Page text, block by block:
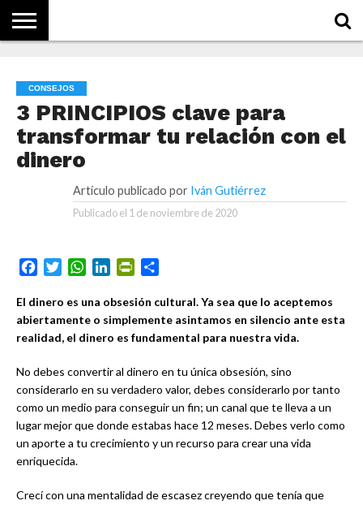
QUÉ
SE
ESTO?
CONSEJOS
3 PRINCIPIOS clave para
transformar tu relación con el
dinero
Artículo publicado por Iván Gutiérrez
Publicado el 1 de noviembre de 2020
Facebook
TwitterWhatsApp
LinkedInPrintFriendly
El dinero es una obsesión cultural. Ya sea que lo aceptemos
abiertamente o simplemente asintamos en silencio ante esta
realidad, el dinero es fundamental para nuestra vida.
No debes convertir al dinero en tu única obsesión, sino
considerarlo en su verdadero valor, debes considerarlo por tanto
como un medio para conseguir un fin; un canal que te lleva a un
lugar mejor que donde estabas hace 12 meses. Debes verlo como
un aporte a tu crecimiento y un recurso para crear una vida
enriquecida.
Crecí con una mentalidad de escasez creyendo que tenía que